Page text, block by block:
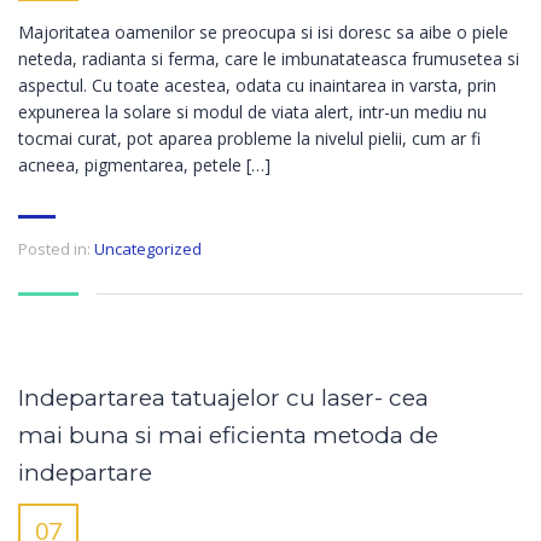
Majoritatea oamenilor se preocupa si isi doresc sa aibe o piele
neteda, radianta si ferma, care le imbunatateasca frumusetea si
aspectul. Cu toate acestea, odata cu inaintarea in varsta, prin
expunerea la solare si modul de viata alert, intr-un mediu nu
tocmai curat, pot aparea probleme la nivelul pielii, cum ar fi
acneea, pigmentarea, petele […]
Posted in: Uncategorized
Indepartarea tatuajelor cu laser- cea
mai buna si mai eficienta metoda de
indepartare
07